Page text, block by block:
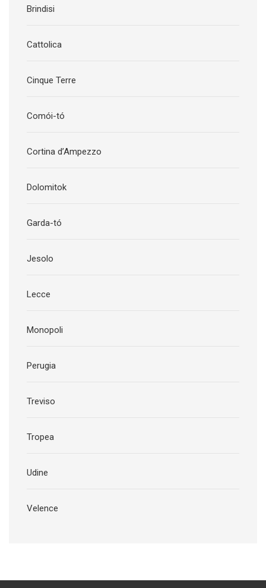
Brindisi
Cattolica
Cinque Terre
Comói-tó
Cortina d’Ampezzo
Dolomitok
Garda-tó
Jesolo
Lecce
Monopoli
Perugia
Treviso
Tropea
Udine
Velence